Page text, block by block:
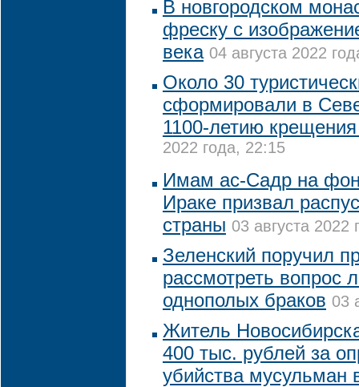
В новгородском
фреску с
века 04 августа 2022
Около 30
сформировали в
1100-летию
2022 года, 22:15
Имам ас-Садр на
Ираке призвал
страны 03 августа 2022
Зеленский поручил
рассмотреть вопрос
однополых браков 03
Житель
400 тыс. рублей за
убийства мусульман